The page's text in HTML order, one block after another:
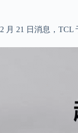
2 月 21 日消息，TCL